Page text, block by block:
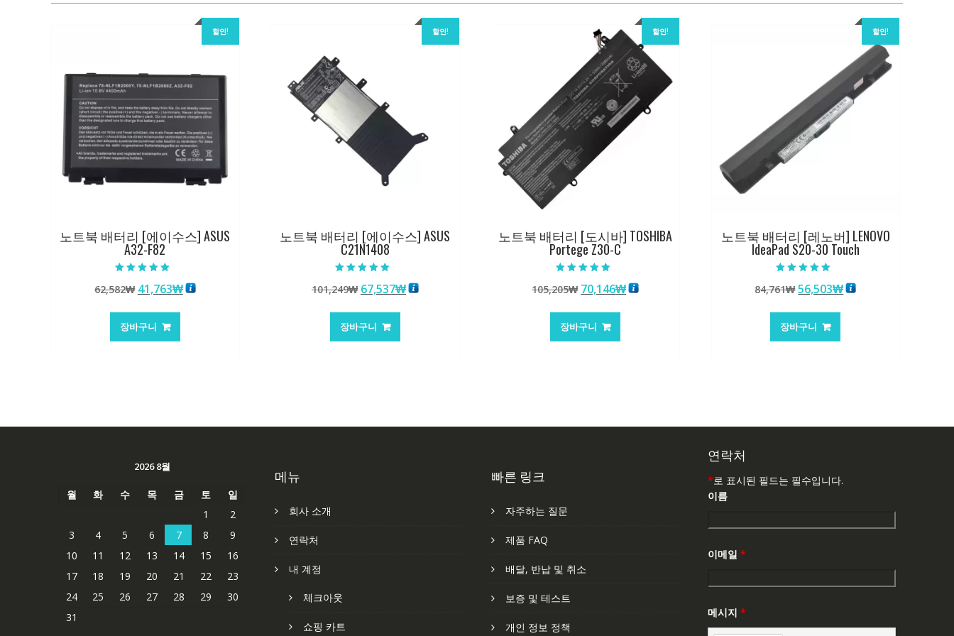
할인!
노트북 배터리 [에이수스] ASUS
A32-F82
5.00
로 평가됨
62,582₩ 원
가
격:
41,763₩현
장바구니
할인!
노트북 배터리 [에이수스] ASUS
C21N1408
4.50
로 평가됨
101,249₩ 원
가
격:
67,537₩현
장바구니
할인!
노트북 배터리 [도시바] TOSHIBA
Portege Z30-C
5.00
로 평가됨
105,205₩ 원
가
격:
70,146₩현
장바구니
할인!
노트북 배터리 [레노버] LENOVO
IdeaPad S20-30 Touch
5.00
로 평가됨
84,761₩원
가
격:
56,503₩현
장바구니
2026 8월
월 화 수 목 금 토
일
1
2
3
4 5 6 7 8
9
10
11 12 13 14 15
16
17
18 19 20 21 22
23
24
25 26 27 28 29
30
31
메뉴
회사 소개
연락처
내 계정
체크아웃
쇼핑 카트
빠른 링크
자주하는 질문
제품 FAQ
배달, 반납 및 취소
보증 및 테스트
개인 정보 정책
연락처
*로 표시된 필드는 필수입니다.
이름
이메일 *
메시지 *